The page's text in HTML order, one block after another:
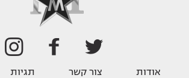
אודות צור קשר תגיות